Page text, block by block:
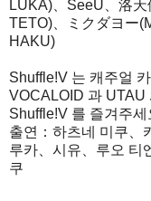
LUKA)、SeeU、洛
TETO)、ミクダヨー
HAKU)
Shuffle!V 는 캐주얼
VOCALOID 과 UTAU
Shuffle!V 를 즐겨주세
출연：하츠네 미쿠、
루카、시유、루오 티
쿠